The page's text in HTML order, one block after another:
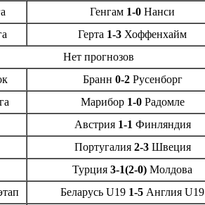
Генгам 1-0 Нанси
Герта 1-3 Хоффенхайм
Нет прогнозов
Бранн 0-2Русенборг
Марибор 1-0Радомле
Австрия 1-1 Финляндия
Португалия 2-3Швеция
Турция 3-1(2-0) Молдова
Беларусь U19 1-5 Англия U19